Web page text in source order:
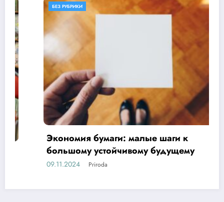
БЕЗ РУБРИКИ
Экономия бумаги: малые шаги к
большому устойчивому будущему
09.11.2024 Priroda